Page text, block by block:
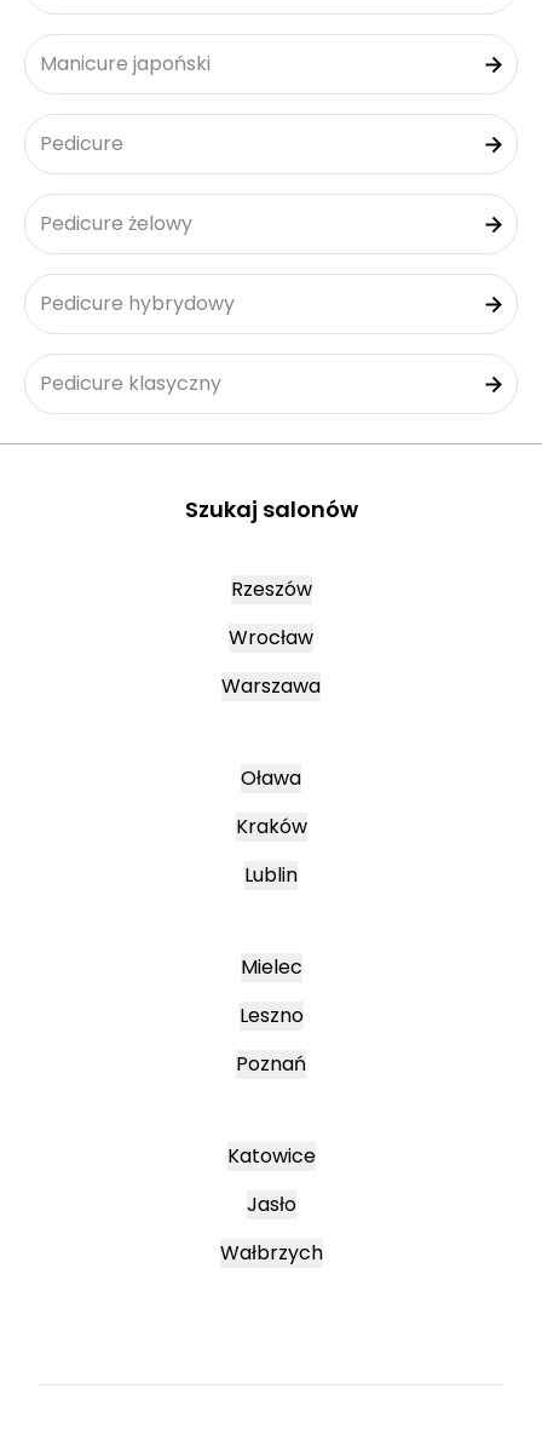
Manicure japoński
Pedicure
Pedicure żelowy
Pedicure hybrydowy
Pedicure klasyczny
Szukaj salonów
Rzeszów
Wrocław
Warszawa
Oława
Kraków
Lublin
Mielec
Leszno
Poznań
Katowice
Jasło
Wałbrzych